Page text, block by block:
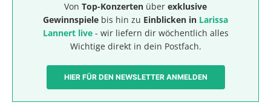
Von Top-Konzerten über exklusive
Gewinnspiele bis hin zu Einblicken in Larissa
Lannert live- wir liefern dir wöchentlich alles
Wichtige direkt in dein Postfach.
HIER FÜR DEN NEWSLETTER ANMELDEN